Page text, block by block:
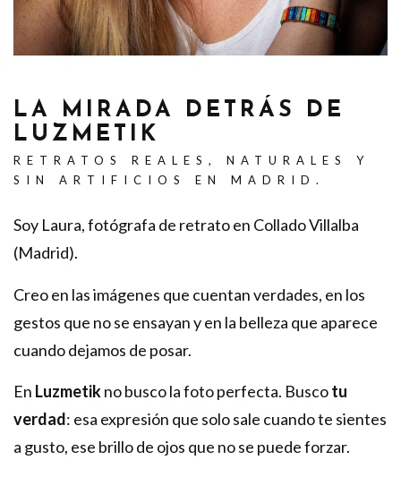
LA MIRADA DETRÁS DE
LUZMETIK
RETRATOS REALES, NATURALES Y
SIN ARTIFICIOS EN MADRID.
Soy Laura, fotógrafa de retrato en Collado Villalba
(Madrid).
Creo en las imágenes que cuentan verdades, en los
gestos que no se ensayan y en la belleza que aparece
cuando dejamos de posar.
En Luzmetikno busco la foto perfecta. Buscotu
verdad: esa expresión que solo sale cuando te sientes
a gusto, ese brillo de ojos que no se puede forzar.